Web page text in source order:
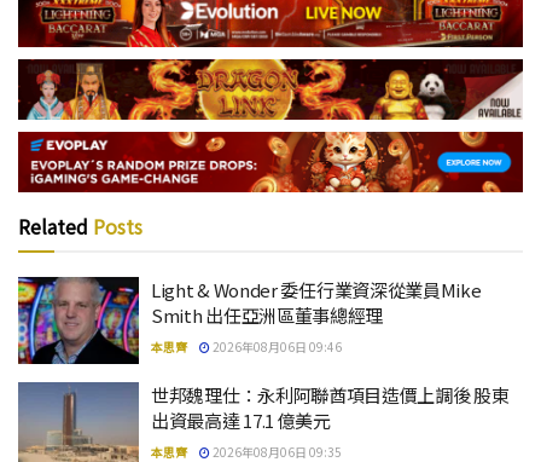
Related Posts
Light & Wonder 委任行業資深從業員Mike
Smith 出任亞洲區董事總經理
本思齊 2026年08月06日 09:46
世邦魏理仕：永利阿聯酋項目造價上調後 股東
出資最高達 17.1 億美元
本思齊 2026年08月06日 09:35